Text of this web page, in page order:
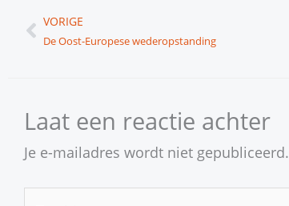
Vorige
VORIGE
De Oost-Europese wederopstanding
Laat een reactie achter
Je e-mailadres wordt niet gepubliceerd.